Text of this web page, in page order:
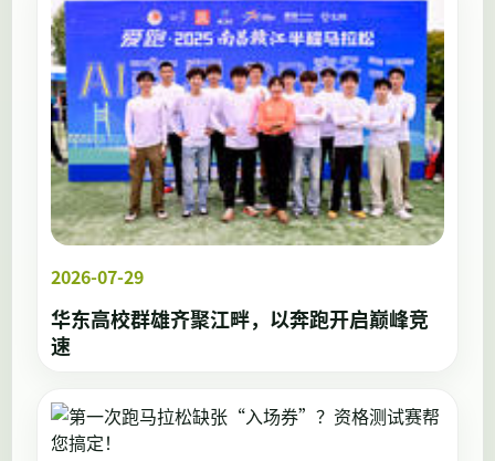
2026-07-29
华东高校群雄齐聚江畔，以奔跑开启巅峰竞
速